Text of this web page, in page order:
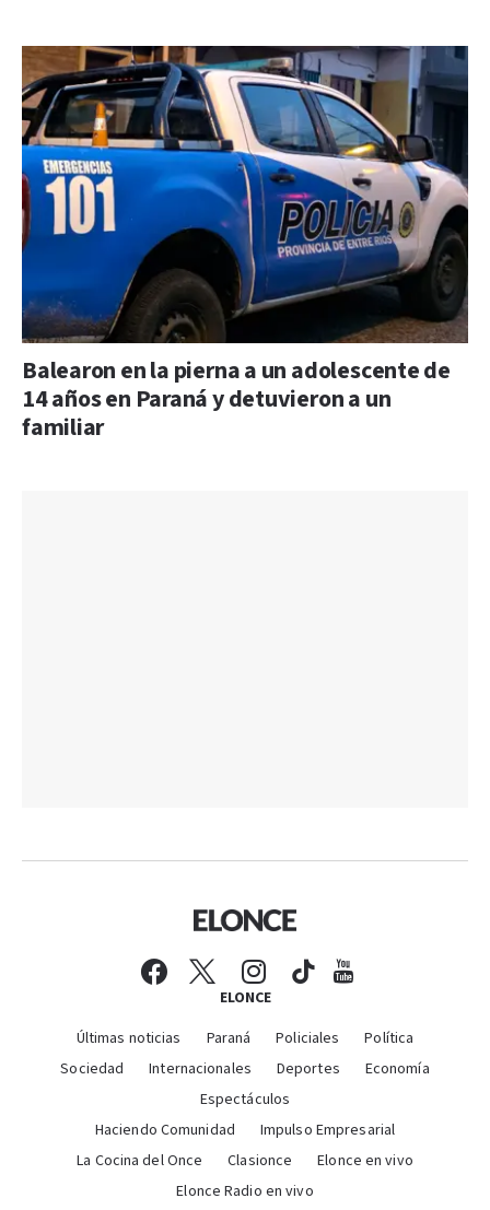
Balearon en la pierna a un adolescente de
14 años en Paraná y detuvieron a un
familiar
ELONCE
Últimas noticias Paraná Policiales
Política
Sociedad
Internacionales Deportes
Economía
Espectáculos
Haciendo Comunidad
Impulso Empresarial
La Cocina del Once
Clasionce
Elonce en vivo
Elonce Radio en vivo